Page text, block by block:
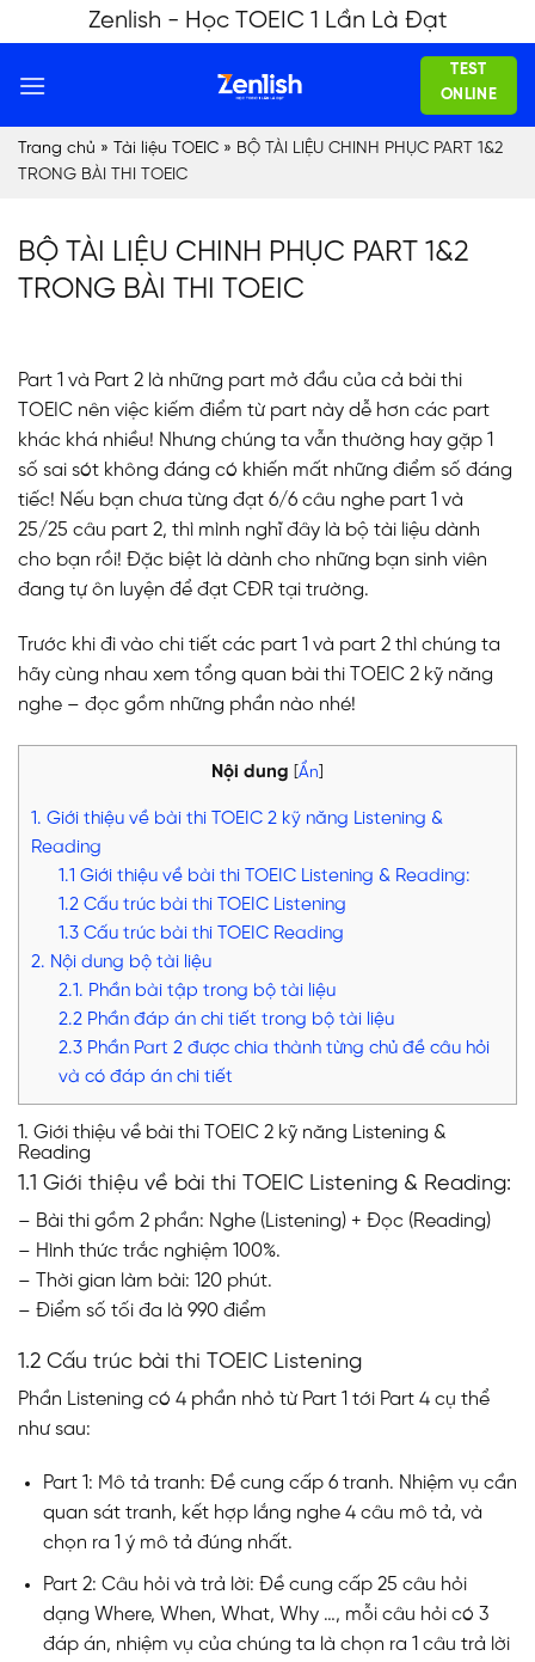
to
content
Zenlish - Học TOEIC 1 Lần Là Đạt
TEST
ONLINE
Trang chủ » Tài liệu TOEIC » BỘ TÀI LIỆU CHINH PHỤC PART 1&2
TRONG BÀI THI TOEIC
BỘ TÀI LIỆU CHINH PHỤC PART 1&2
TRONG BÀI THI TOEIC
Part 1 và Part 2 là những part mở đầu của cả bài thi
TOEIC nên việc kiếm điểm từ part này dễ hơn các part
khác khá nhiều! Nhưng chúng ta vẫn thường hay gặp 1
số sai sót không đáng có khiến mất những điểm số đáng
tiếc! Nếu bạn chưa từng đạt 6/6 câu nghe part 1 và
25/25 câu part 2, thì mình nghĩ đây là bộ tài liệu dành
cho bạn rồi! Đặc biệt là dành cho những bạn sinh viên
đang tự ôn luyện để đạt CĐR tại trường.
Trước khi đi vào chi tiết các part 1 và part 2 thì chúng ta
hãy cùng nhau xem tổng quan bài thi TOEIC 2 kỹ năng
nghe – đọc gồm những phần nào nhé!
Nội dung Ẩn
1. Giới thiệu về bài thi TOEIC 2 kỹ năng Listening &
Reading
1.1 Giới thiệu về bài thi TOEIC Listening & Reading:
1.2 Cấu trúc bài thi TOEIC Listening
1.3 Cấu trúc bài thi TOEIC Reading
2. Nội dung bộ tài liệu
2.1. Phần bài tập trong bộ tài liệu
2.2 Phần đáp án chi tiết trong bộ tài liệu
2.3 Phần Part 2 được chia thành từng chủ đề câu hỏi
và có đáp án chi tiết
1. Giới thiệu về bài thi TOEIC 2 kỹ năng Listening &
Reading
1.1 Giới thiệu về bài thi TOEIC Listening & Reading:
– Bài thi gồm 2 phần: Nghe (Listening) + Đọc (Reading)
– Hình thức trắc nghiệm 100%.
– Thời gian làm bài: 120 phút.
– Điểm số tối đa là 990 điểm
1.2 Cấu trúc bài thi TOEIC Listening
Phần Listening có 4 phần nhỏ từ Part 1 tới Part 4 cụ thể
như sau:
Part 1: Mô tả tranh: Đề cung cấp 6 tranh. Nhiệm vụ cần
quan sát tranh, kết hợp lắng nghe 4 câu mô tả, và
chọn ra 1 ý mô tả đúng nhất.
Part 2: Câu hỏi và trả lời: Đề cung cấp 25 câu hỏi
dạng Where, When, What, Why …, mỗi câu hỏi có 3
đáp án, nhiệm vụ của chúng ta là chọn ra 1 câu trả lời